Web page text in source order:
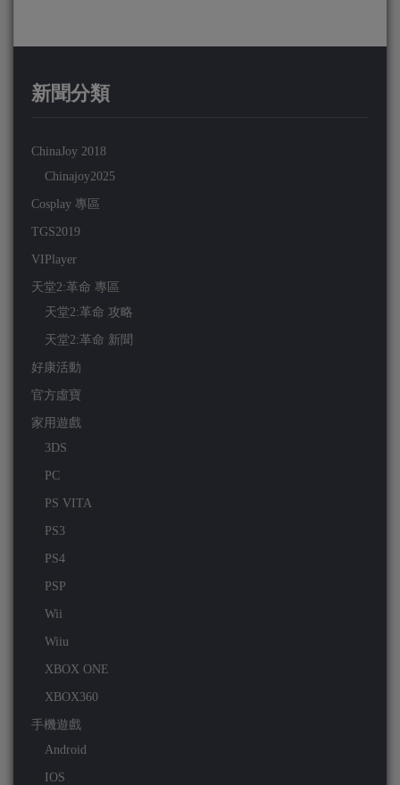
新聞分類
ChinaJoy 2018
Chinajoy2025
Cosplay 專區
TGS2019
VIPlayer
天堂2:革命 專區
天堂2:革命 攻略
天堂2:革命 新聞
好康活動
官方虛寶
家用遊戲
3DS
PC
PS VITA
PS3
PS4
PSP
Wii
Wiiu
XBOX ONE
XBOX360
手機遊戲
Android
IOS